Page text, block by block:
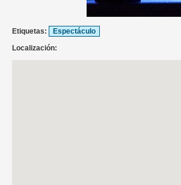
Etiquetas:
Espectáculo
Localización: